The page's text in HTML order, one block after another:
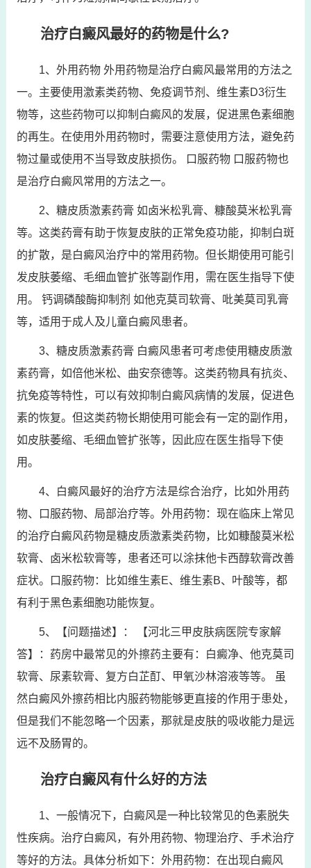
治疗白癜风最好的药物是什么?
1、外用药物 外用药物是治疗白癜风最常用的方法之
一。主要使用激素类药物、免疫调节剂、维生素D3衍生
物等，这些药物可以抑制白癜风的发展，促进黑色素细胞
的再生。在使用外用药物时，需要注意使用方法，避免药
物过量或使用不当导致皮肤损伤。 口服药物 口服药物也
是治疗白癜风常用的方法之一。
2、糖皮质激素药膏 如卤米松乳膏、糠酸莫米松乳膏
等。这类药膏有助于恢复皮肤的正常免疫功能，抑制白斑
的扩散，是白癜风治疗中的常用药物。但长期使用可能引
发皮肤萎缩、毛细血管扩张等副作用，需在医生指导下使
用。 钙调磷酸酶抑制剂 如他克莫司软膏、吡美莫司乳膏
等，适用于成人及儿童白癜风患者。
3、糖皮质激素药膏 白癜风患者可考虑使用糖皮质激
素药膏，如倍他米松、曲安奈德等。这类药物具有抗炎、
抗免疫等特性，可以有效抑制白癜风病情的发展，促进色
素的恢复。但这类药物长期使用可能会有一定的副作用，
如皮肤萎缩、毛细血管扩张等，因此应在医生指导下使
用。
4、白癜风最好的治疗方法是综合治疗，比如外用药
物、口服药物、局部治疗等。外用药物：现在临床上常见
的治疗白癜风药物是糖皮质激素类药物，比如糠酸莫米松
软膏、卤米松软膏等，患者还可以涂抹他卡西醇软膏改善
症状。口服药物：比如维生素E、维生素B、叶酸等，都
有利于黑色素细胞功能恢复。
5、【问题描述】： 【河北三甲皮肤病医院专家解
答】：药房中最常见的外擦药主要有：白癜净、他克莫司
软膏、尿素软膏、复方白芷酊、甲氧沙林溶液等等。 虽
然白癜风外擦药相比内服药物能够更直接的作用于患处，
但是我们不能忽略一个因素，那就是皮肤的吸收能力是远
远不及肠胃的。
治疗白癜风有什么好的方法
1、一般情况下，白癜风是一种比较常见的色素脱失
性疾病。治疗白癜风，有外用药物、物理治疗、手术治疗
等好的方法。具体分析如下：外用药物：在出现白癜风